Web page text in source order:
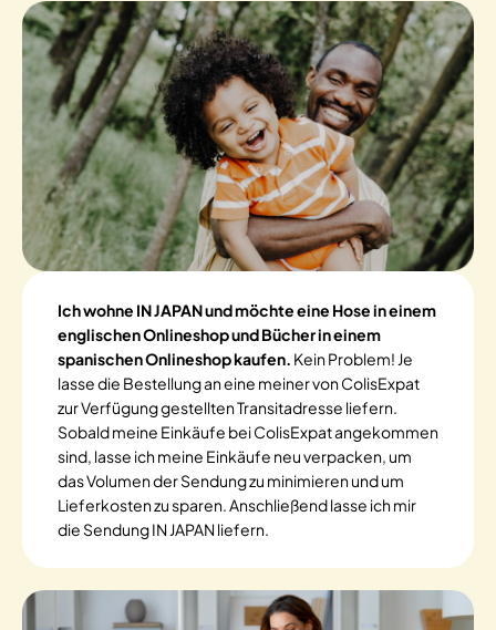
Ich wohne IN JAPAN und möchte eine Hose in einem
englischen Onlineshop und Bücher in einem
spanischen Onlineshop kaufen. Kein Problem! Je
lasse die Bestellung an eine meiner von ColisExpat
zur Verfügung gestellten Transitadresse liefern.
Sobald meine Einkäufe bei ColisExpat angekommen
sind, lasse ich meine Einkäufe neu verpacken, um
das Volumen der Sendung zu minimieren und um
Lieferkosten zu sparen. Anschließend lasse ich mir
die Sendung IN JAPAN liefern.